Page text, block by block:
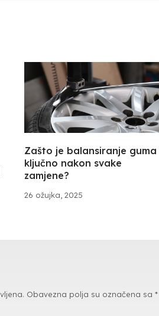
26 ožujka, 2025
Zašto je balansiranje guma
ključno nakon svake
zamjene?
Obavezna polja su označena sa